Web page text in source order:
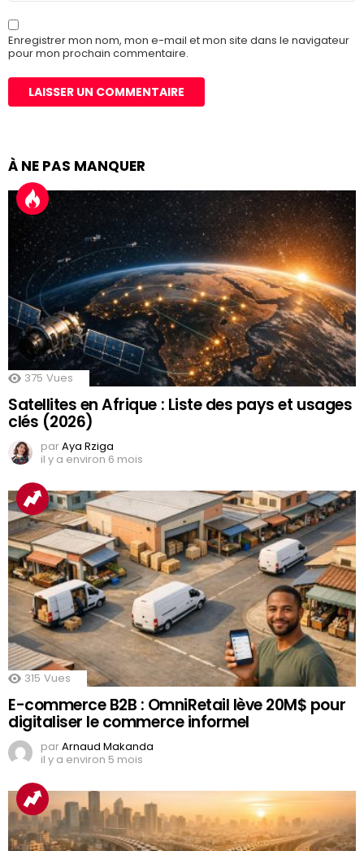
Enregistrer mon nom, mon e-mail et mon site dans le navigateur
pour mon prochain commentaire.
À NE PAS MANQUER
375 Vues
Satellites en Afrique : Liste des pays et usages
clés (2026)
parAya Rziga
il y a environ 6 mois
315 Vues
E-commerce B2B : OmniRetail lève 20M$ pour
digitaliser le commerce informel
parArnaud Makanda
il y a environ 5 mois